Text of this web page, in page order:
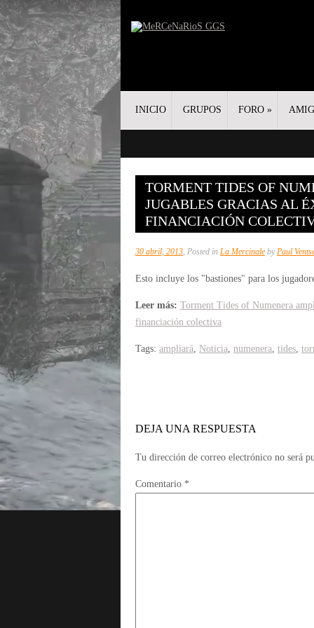
INICIO GRUPOS FORO »
TORMENT TIDES OF
JUGABLES GRACIAS AL
FINANCIACIÓN
30 abril, 2013, Posted in La Mercinale byPaul
Esto incluye los "bastiones" para los
Leer más: Torment Tides of Numenera
financiación colectiva
Tags: ampliará, Noticia, numenera, tides,
DEJA UNA RESPUESTA
Tu dirección de correo electrónico no será
Comentario *